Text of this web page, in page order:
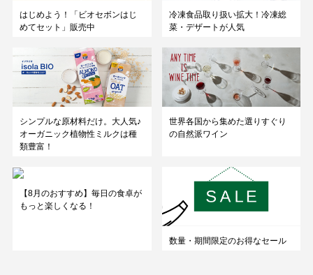
はじめよう！「ビオセボンはじ
めてセット」販売中
冷凍食品取り扱い拡大！冷凍総
菜・デザートが人気
シンプルな原材料だけ。大人気♪
オーガニック植物性ミルクは種
類豊富！
世界各国から集めた選りすぐり
の自然派ワイン
【8月のおすすめ】毎日の食卓が
もっと楽しくなる！
数量・期間限定のお得なセール